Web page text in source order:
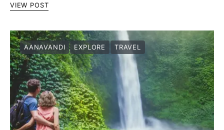
VIEW POST
AANAVANDI EXPLORE TRAVEL